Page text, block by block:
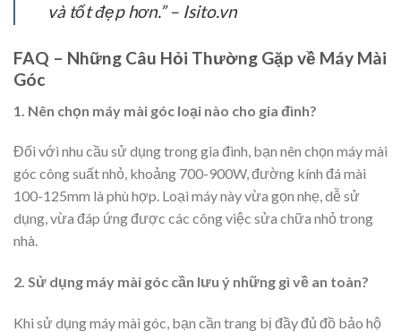
và tốt đẹp hơn.”– Isito.vn
FAQ – Những Câu Hỏi Thường Gặp về Máy Mài
Góc
1. Nên chọn máy mài góc loại nào cho gia đình?
Đối với nhu cầu sử dụng trong gia đình, bạn nên chọn máy mài
góc công suất nhỏ, khoảng 700-900W, đường kính đá mài
100-125mm là phù hợp. Loại máy này vừa gọn nhẹ, dễ sử
dụng, vừa đáp ứng được các công việc sửa chữa nhỏ trong
nhà.
2. Sử dụng máy mài góc cần lưu ý những gì về an toàn?
Khi sử dụng máy mài góc, bạn cần trang bị đầy đủ đồ bảo hộ